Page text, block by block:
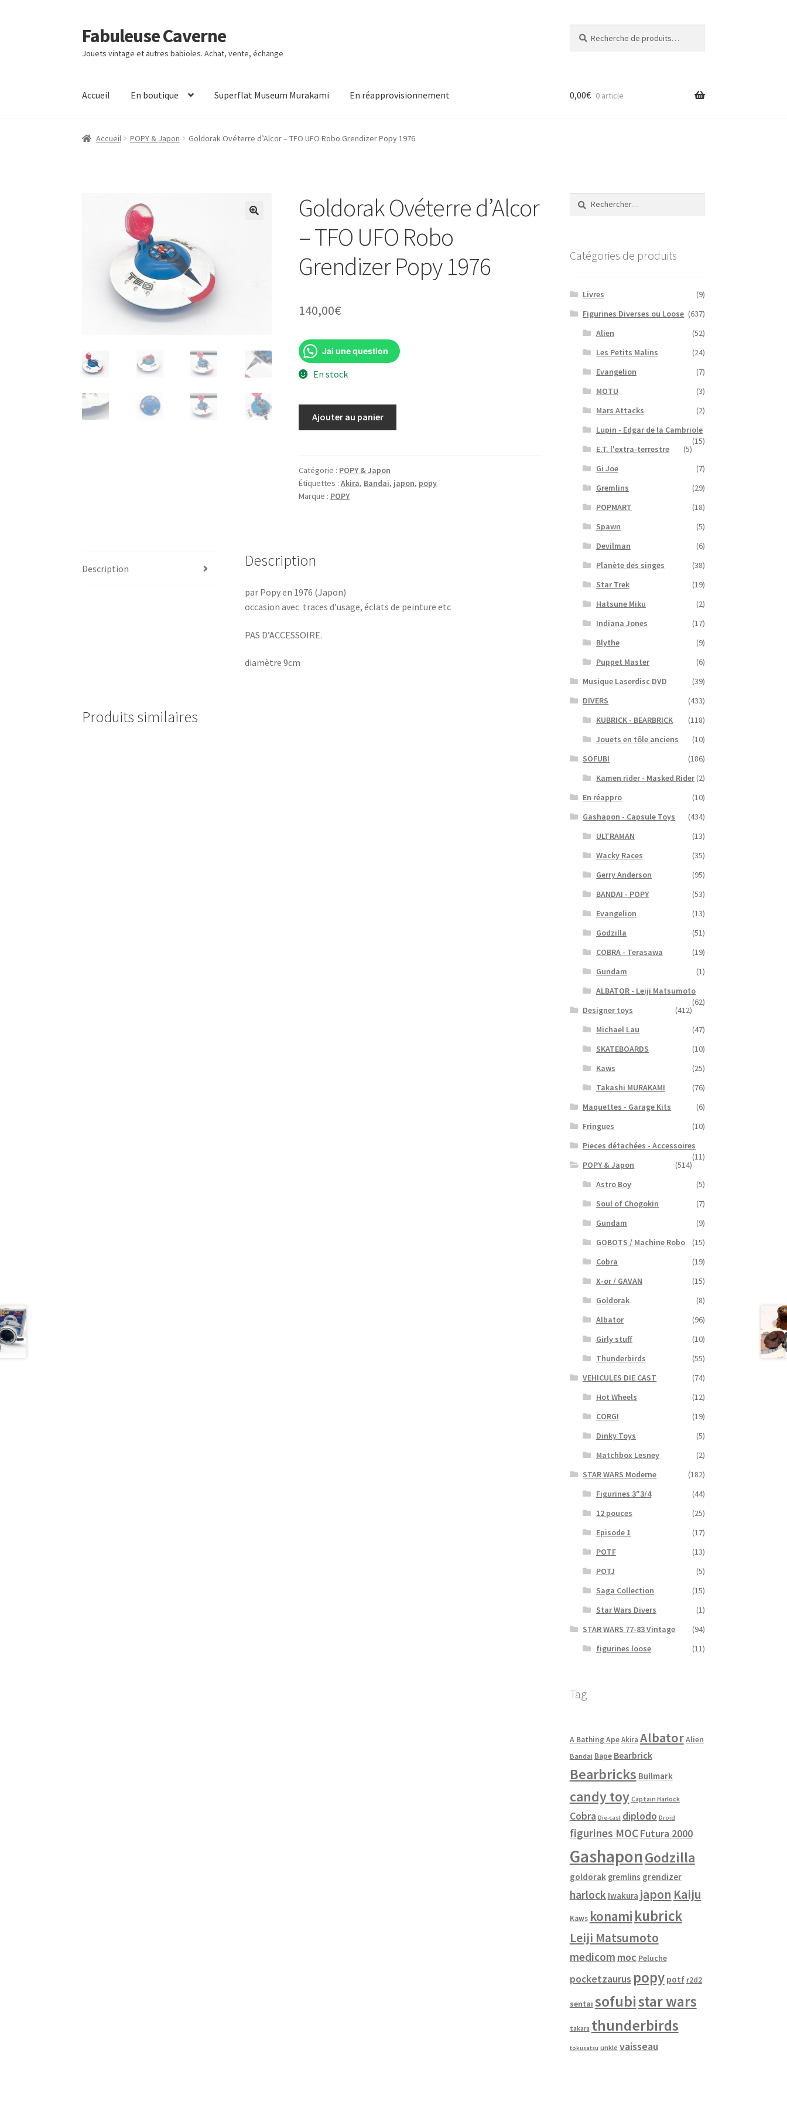
Aller
à
la
Aller
au
contenu
Fabuleuse Caverne
Jouets vintage et autres babioles. Achat, vente, échange
pour :
Accueil En boutique Superflat Museum Murakami En réapprovisionnement 0,00€ 0 article
Accueil POPY & Japon Goldorak Ovéterre d’Alcor – TFO UFO Robo Grendizer Popy 1976
Goldorak Ovéterre d’Alcor
– TFO UFO Robo
Grendizer Popy 1976
140,00€
Jai une question
En stock
d'Alcor
-
TFO
Popy
Ajouter au panier
Catégorie : POPY & Japon
Étiquettes :Akira, Bandai, japon, popy
Marque : POPY
Description Description
par Popy en 1976 (Japon)
occasion avec traces d’usage, éclats de peinture etc
PAS D’ACCESSOIRE.
diamètre 9cm
Produits similaires
Rechercher :
Catégories de produits
Livres
(9)
Figurines Diverses ou Loose (637)
Alien
(52)
Les Petits Malins
(24)
Evangelion
(7)
MOTU
(3)
Mars Attacks
(2)
Lupin - Edgar de la Cambriole
(15)
E.T. l'extra-terrestre
(5)
Gi Joe
(7)
Gremlins
(29)
POPMART
(18)
Spawn
(5)
Devilman
(6)
Planète des singes
(38)
Star Trek
(19)
Hatsune Miku
(2)
Indiana Jones
(17)
Blythe
(9)
Puppet Master
(6)
Musique Laserdisc DVD
(39)
DIVERS
(433)
KUBRICK - BEARBRICK
(118)
Jouets en tôle anciens
(10)
SOFUBI
(186)
Kamen rider - Masked Rider (2)
En réappro
(10)
Gashapon - Capsule Toys
(434)
ULTRAMAN
(13)
Wacky Races
(35)
Gerry Anderson
(95)
BANDAI - POPY
(53)
Evangelion
(13)
Godzilla
(51)
COBRA - Terasawa
(19)
Gundam
(1)
ALBATOR - Leiji Matsumoto
(62)
Designer toys
(412)
Michael Lau
(47)
SKATEBOARDS
(10)
Kaws
(25)
Takashi MURAKAMI
(76)
Maquettes - Garage Kits
(6)
Fringues
(10)
Pieces détachées - Accessoires
(11)
POPY & Japon
(514)
Astro Boy
(5)
Soul of Chogokin
(7)
Gundam
(9)
GOBOTS / Machine Robo
(15)
Cobra
(19)
X-or / GAVAN
(15)
Goldorak
(8)
Albator
(96)
Girly stuff
(10)
Thunderbirds
(55)
VEHICULES DIE CAST
(74)
Hot Wheels
(12)
CORGI
(19)
Dinky Toys
(5)
Matchbox Lesney
(2)
STAR WARS Moderne
(182)
Figurines 3″3/4
(44)
12 pouces
(25)
Episode 1
(17)
POTF
(13)
POTJ
(5)
Saga Collection
(15)
Star Wars Divers
(1)
STAR WARS 77-83 Vintage
(94)
figurines loose
(11)
Tag
A Bathing Ape Akira AlbatorAlien
Bandai Bape Bearbrick
Bearbricks Bullmark
candy toy Captain Harlock
Cobra Die-cast diplodo Droid
figurines MOCFutura 2000
GashaponGodzilla
goldorak gremlins grendizer
harlock Iwakura japon Kaiju
Kaws konami kubrick
Leiji Matsumoto
medicom moc Peluche
pocketzaurus popy potf r2d2
sentai sofubistar wars
takara thunderbirds
tokusatsu unkle vaisseau